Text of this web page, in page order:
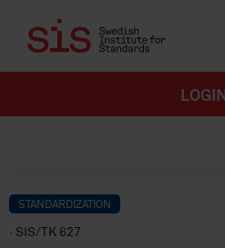
LOGIN
STANDARDIZATION
· SIS/TK 627